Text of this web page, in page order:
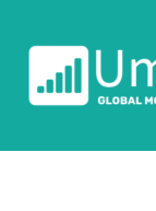
contenido